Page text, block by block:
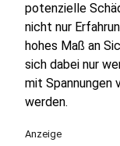
potenzielle
nicht nur
hohes Maß an
sich dabei nur
mit Spannungen
werden.
Anzeige